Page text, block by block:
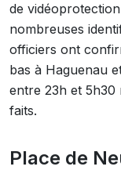
de
nombreuses
officiers ont
bas à Haguenau
entre 23h et 5h30
faits.
Place de